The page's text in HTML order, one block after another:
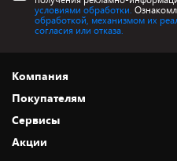
условиями обработки.
обработкой, механизмом их
согласия или отказа.
Компания
О нас
Адреса магазинов
Новости
Покупателям
Как сделать заказ
Оплата и доставка
Сервисы
Акции